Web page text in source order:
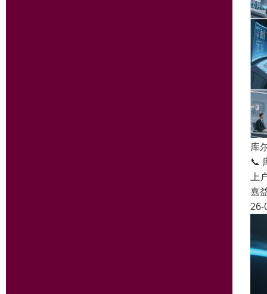
库
📞
上
嘉
26-